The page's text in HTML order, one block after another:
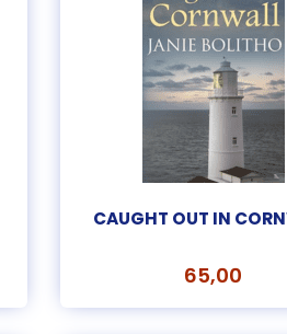
CAUGHT OUT IN
65,00